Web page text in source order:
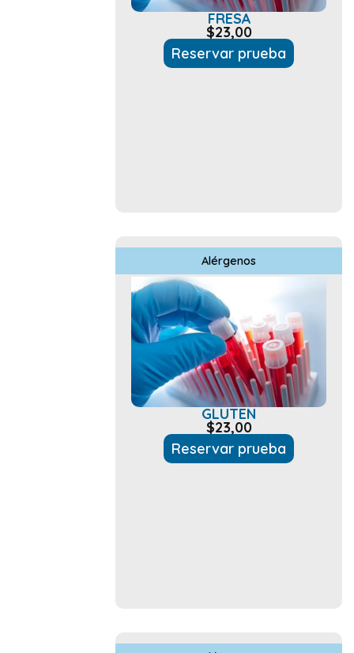
FRESA
$23,00
Reservar prueba
Alérgenos
GLUTEN
$23,00
Reservar prueba